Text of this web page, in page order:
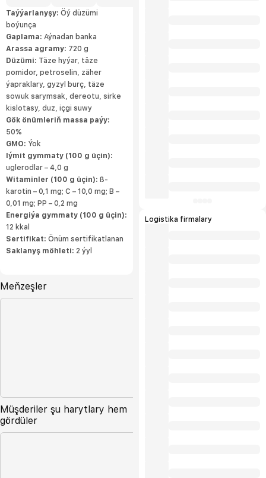
Taýýarlanyşy: Öý düzümi
boýunça
Gaplama: Aýnadan banka
Arassa agramy: 720 g
Düzümi: Täze hyýar, täze
pomidor, petroselin, zäher
ýapraklary, gyzyl burç, täze
sowuk sarymsak, dereotu, sirke
kislotasy, duz, içgi suwy
Gök önümleriň massa paýy:
50%
GMO: Ýok
Iýmit gymmaty (100 g üçin):
uglerodlar – 4,0 g
Witaminler (100 g üçin): ß-
karotin – 0,1 mg; C – 10,0 mg; B –
0,01 mg; PP – 0,2 mg
Energiýa gymmaty (100 g üçin):
12 kkal
Sertifikat: Önüm sertifikatlanan
Saklanyş möhleti: 2 ýyl
Meňzeşler
Müşderiler şu harytlary hem
gördüler
Logistika firmalary